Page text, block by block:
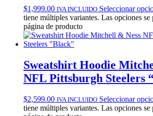
$1,999.00 IVA INCLUIDO Seleccionar
tiene múltiples variantes. Las opciones se
página de producto
Sweatshirt Hoodie
NFL Pittsburgh Steelers
$2,599.00 IVA INCLUIDO Seleccionar
tiene múltiples variantes. Las opciones se